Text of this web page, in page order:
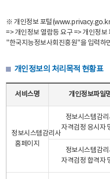
※ 개인정보 포털
=> 개인정보 열람등 요구 => 개인정보
"한국지능정보사회진흥원"을 입력하
개인정보의 처리목적 현황표
서비스명 개인정보파일
정보시스템감리사
홈페이지
정보시스템감
자격검정 응시자
정보시스템감
자격검정 합격자